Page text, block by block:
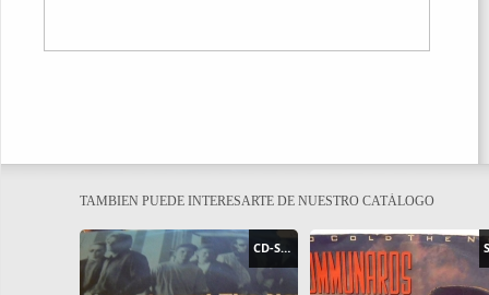
TAMBIEN PUEDE INTERESARTE DE NUESTRO CATÁLOGO
CD-SINGLE